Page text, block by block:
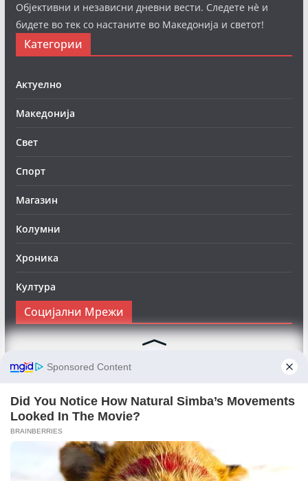
Објективни и независни дневни вести. Следете нè и
бидете во тек со настаните во Македонија и светот!
Категории
Актуелно
Македонија
Свет
Спорт
Магазин
Колумни
Хроника
Култура
Социјални Мрежи
Следете нè на Фејсбук за да сте во тек со најновите